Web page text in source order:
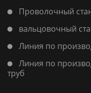
Проволочный
вальцовочный
Линия по
Линия по
труб